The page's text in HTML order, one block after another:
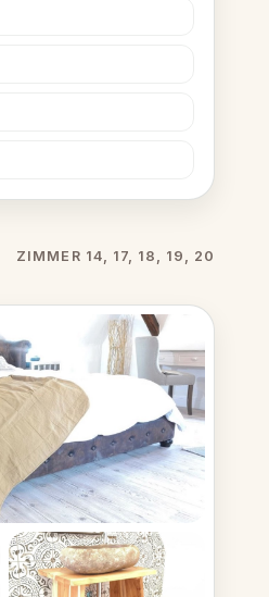
ZIMMER 14, 17, 18, 19, 20